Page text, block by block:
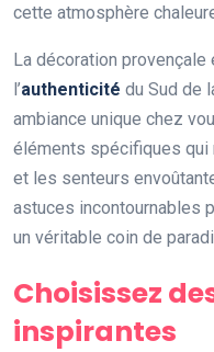
cette atmosphère
La décoration provençale
l’authenticité du Sud de
ambiance unique chez
éléments spécifiques qui
et les senteurs
astuces incontournables
un véritable coin de
Choisissez
inspirantes